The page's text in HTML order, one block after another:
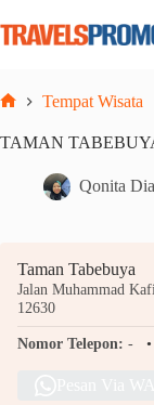
to
content
Tempat Wisata
TAMAN TABEBUYA
Qonita
Taman Tabebuya
Jalan Muhammad
12630
Nomor Telepon: -